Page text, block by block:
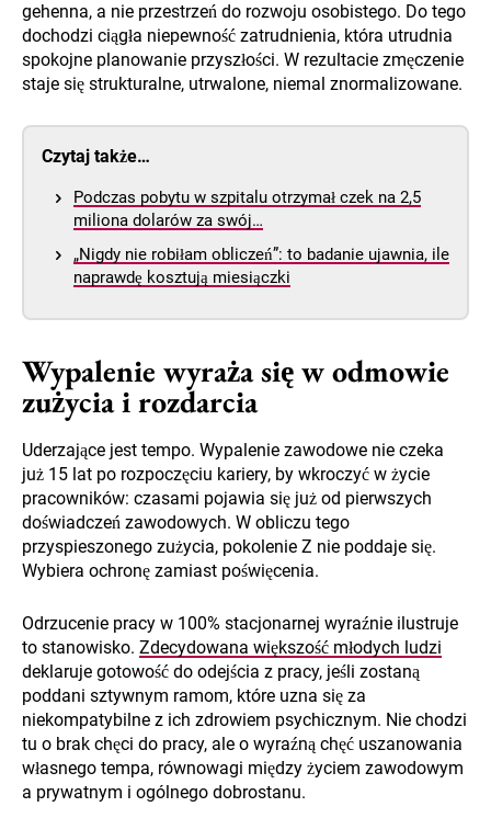
gehenna, a nie przestrzeń do rozwoju osobistego. Do tego
dochodzi ciągła niepewność zatrudnienia, która utrudnia
spokojne planowanie przyszłości. W rezultacie zmęczenie
staje się strukturalne, utrwalone, niemal znormalizowane.
Czytaj także…
Podczas pobytu w szpitalu otrzymał czek na 2,5
miliona dolarów za swój…
„Nigdy nie robiłam obliczeń”: to badanie ujawnia, ile
naprawdę kosztują miesiączki
Wypalenie wyraża się w odmowie
zużycia i rozdarcia
Uderzające jest tempo. Wypalenie zawodowe nie czeka
już 15 lat po rozpoczęciu kariery, by wkroczyć w życie
pracowników: czasami pojawia się już od pierwszych
doświadczeń zawodowych. W obliczu tego
przyspieszonego zużycia, pokolenie Z nie poddaje się.
Wybiera ochronę zamiast poświęcenia.
Odrzucenie pracy w 100% stacjonarnej wyraźnie ilustruje
to stanowisko. Zdecydowana większość młodych ludzi
deklaruje gotowość do odejścia z pracy, jeśli zostaną
poddani sztywnym ramom, które uzna się za
niekompatybilne z ich zdrowiem psychicznym. Nie chodzi
tu o brak chęci do pracy, ale o wyraźną chęć uszanowania
własnego tempa, równowagi między życiem zawodowym
a prywatnym i ogólnego dobrostanu.